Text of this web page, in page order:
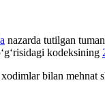
nazarda tutilgan
kodeksining
bilan